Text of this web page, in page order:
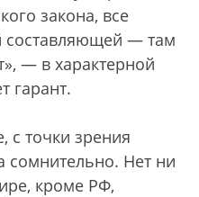
закона, все
составляющей — там
— в характерной
гарант.
с точки зрения
сомнительно. Нет ни
кроме РФ,